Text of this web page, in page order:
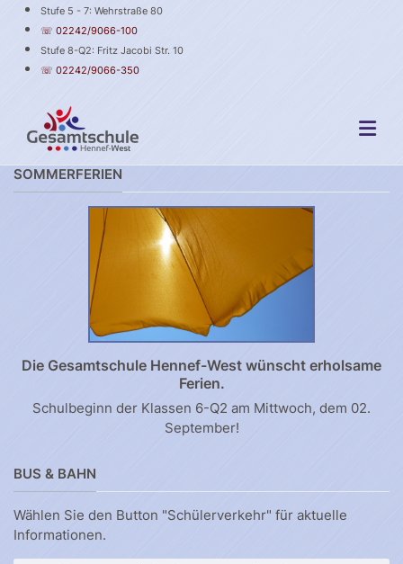
Stufe 5 - 7: Wehrstraße 80
☏ 02242/9066-100
Stufe 8-Q2: Fritz Jacobi Str. 10
☏ 02242/9066-350
SOMMERFERIEN
Die Gesamtschule Hennef-West wünscht erholsame
Ferien.
Schulbeginn der Klassen 6-Q2 am Mittwoch, dem 02.
September!
BUS & BAHN
Wählen Sie den Button "Schülerverkehr" für aktuelle
Informationen.